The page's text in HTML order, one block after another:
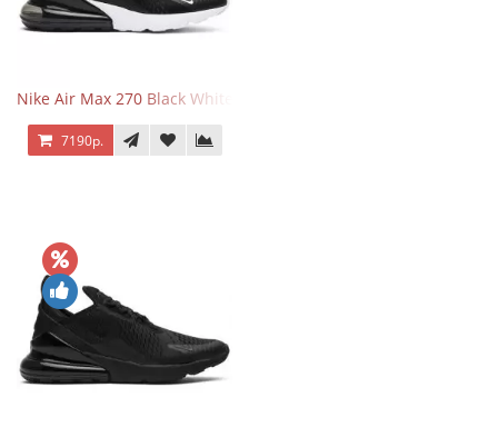
Nike Air Max 270 Black White
7190р.